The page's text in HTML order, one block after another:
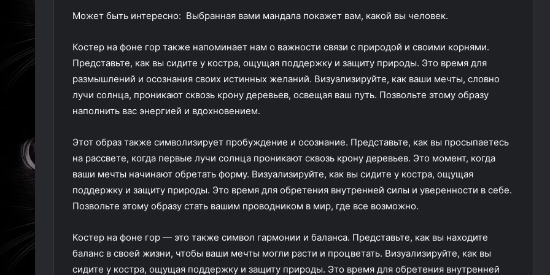
Может быть интересно: Выбранная вами мандала покажет вам, какой вы человек.
Костер на фоне гор также напоминает нам о важности связи с природой и своими корнями.
Представьте, как вы сидите у костра, ощущая поддержку и защиту природы. Это время для
размышлений и осознания своих истинных желаний. Визуализируйте, как ваши мечты, словно
лучи солнца, проникают сквозь крону деревьев, освещая ваш путь. Позвольте этому образу
наполнить вас энергией и вдохновением.
Этот образ также символизирует пробуждение и осознание. Представьте, как вы просыпаетесь
на рассвете, когда первые лучи солнца проникают сквозь крону деревьев. Это момент, когда
ваши мечты начинают обретать форму. Визуализируйте, как вы сидите у костра, ощущая
поддержку и защиту природы. Это время для обретения внутренней силы и уверенности в себе.
Позвольте этому образу стать вашим проводником в мир, где все возможно.
Костер на фоне гор — это также символ гармонии и баланса. Представьте, как вы находите
баланс в своей жизни, чтобы ваши мечты могли расти и процветать. Визуализируйте, как вы
сидите у костра, ощущая поддержку и защиту природы. Это время для обретения внутренней